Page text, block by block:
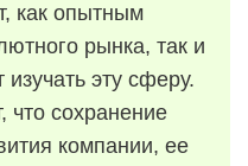
как опытным
рынка, так и
изучать эту сферу.
что сохранение
компании, ее